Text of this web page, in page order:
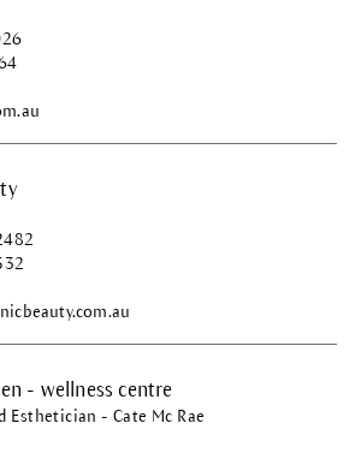
- wellness centre
Esthetician - Cate Mc Rae